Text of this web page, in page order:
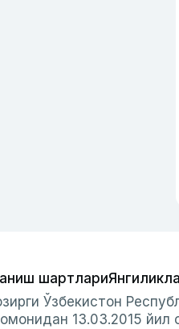
шартлари
Ўзбекистон
13.03.2015